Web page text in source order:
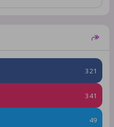
321
341
49